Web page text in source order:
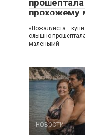
прошептала
прохожему
«Пожалуйста…
слышно
маленький
НОВОСТИ